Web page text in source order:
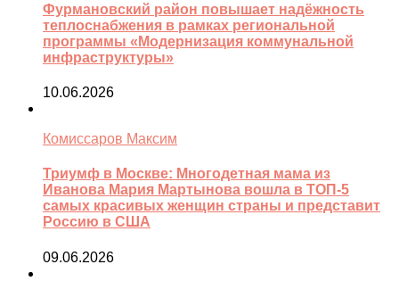
Фурмановский район повышает надёжность
теплоснабжения в рамках региональной
программы «Модернизация коммунальной
инфраструктуры»
10.06.2026
Комиссаров Максим
Триумф в Москве: Многодетная мама из
Иванова Мария Мартынова вошла в ТОП-5
самых красивых женщин страны и представит
Россию в США
09.06.2026